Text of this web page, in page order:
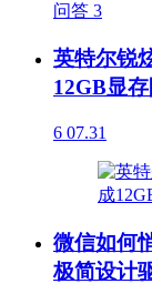
问答 3
英特尔锐
12GB显
6 07.31
微信如何
极简设计